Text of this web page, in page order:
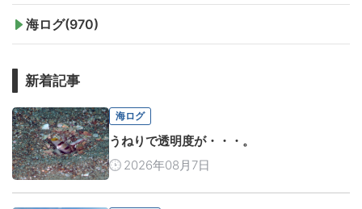
海ログ(970)
新着記事
海ログ
うねりで透明度が・・・。
2026年08月7日